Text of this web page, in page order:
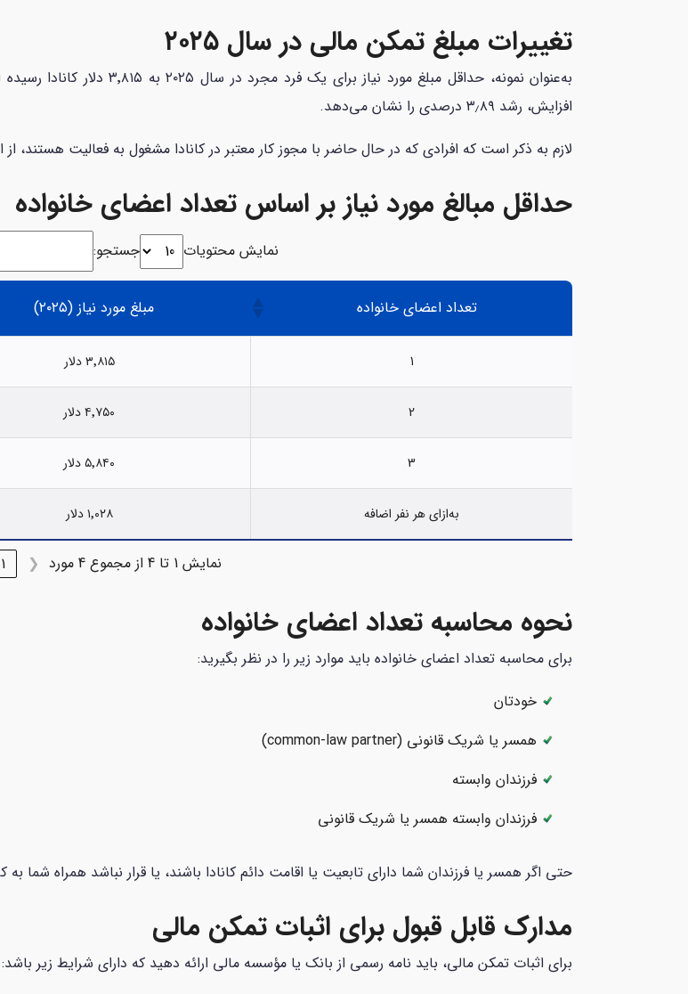
تغییرات مبلغ تمکن مالی در سال ۲۰۲۵
افزایش، رشد ۳٫۸۹ درصدی را نشان می‌دهد.
لازم به ذکر است که افرادی که در حال حاضر با مجوز کار معتبر در کانادا مشغول به فعالیت هستند،
حداقل مبالغ مورد نیاز بر اساس تعداد اعضای خانواده
نمایش محتویات جستجو:
تعداد اعضای خانواده مبلغ مورد نیاز (۲۰۲۵)
1 ۳٬۸۱۵ دلار
2 ۴٬۷۵۰ دلار
3 ۵٬۸۴۰ دلار
به‌ازای هر نفر اضافه ۱٬۰۲۸ دلار
نمایش 1 تا 4 از مجموع 4 مورد ❮
1
نحوه محاسبه تعداد اعضای خانواده
برای محاسبه تعداد اعضای خانواده باید موارد زیر را در نظر بگیرید:
خودتان
همسر یا شریک قانونی (common-law partner)
فرزندان وابسته
فرزندان وابسته همسر یا شریک قانونی
حتی اگر همسر یا فرزندان شما دارای تابعیت یا اقامت دائم کانادا باشند، یا قرار نباشد همراه شما
مدارک قابل قبول برای اثبات تمکن مالی
برای اثبات تمکن مالی، باید نامه رسمی از بانک یا مؤسسه مالی ارائه دهید که دارای شرایط زیر باشد: